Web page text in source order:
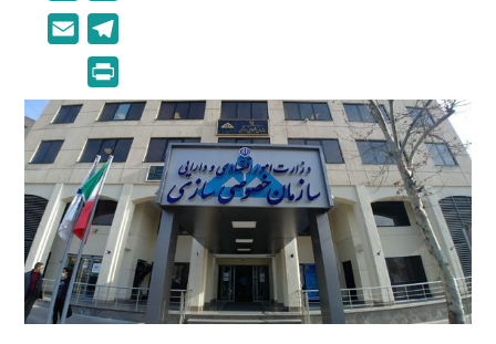
o
p
y
L
i
n
k
i
n
e
d
I
n
e
l
e
g
r
a
m
i
l
r
i
n
t